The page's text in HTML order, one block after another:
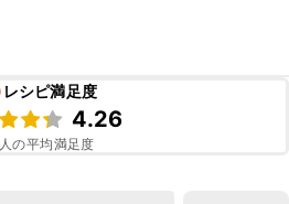
レシピ満足度
4.26
人の平均満足度